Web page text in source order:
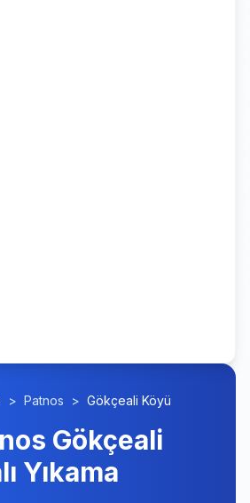
> Patnos > Gökçeali Köyü
Gökçeali
Yıkama